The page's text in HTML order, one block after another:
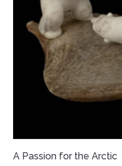
A Passion for the Arctic